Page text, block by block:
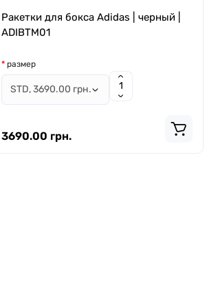
Ракетки для бокса Adidas | черный |
ADIBTM01
размер
3690.00 грн.